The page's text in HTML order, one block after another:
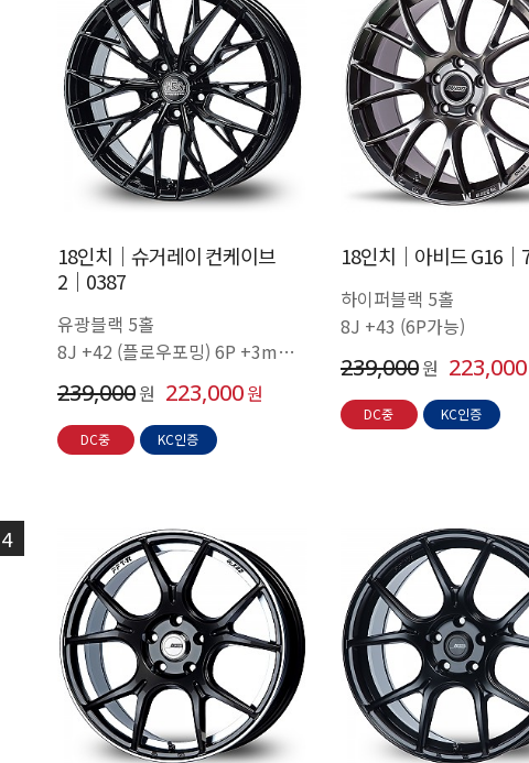
18인치│슈거레이 컨케이브
2│0387
유광블랙 5홀
8J +42 (플로우포밍) 6P +3mm
가능
239,000원 223,000원
DC중 KC인증
18인치│아비드
하이퍼블랙 5홀
8J +43 (6P가능)
239,000원 223,000
DC중 KC인증
4